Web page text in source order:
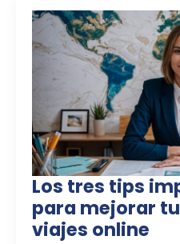
Los tres tips
para mejorar
viajes online